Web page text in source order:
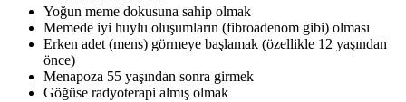
Yoğun meme dokusuna sahip olmak
Memede iyi huylu oluşumların (fibroadenom gibi) olması
Erken adet (mens) görmeye başlamak (özellikle 12 yaşından
önce)
Menapoza 55 yaşından sonra girmek
Göğüse radyoterapi almış olmak